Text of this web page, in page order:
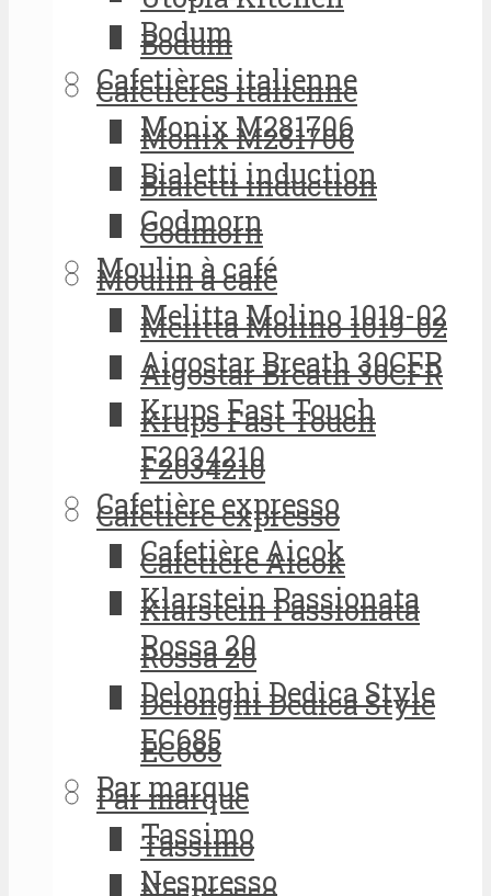
Bodum
Cafetières italienne
Monix M281706
Bialetti induction
Godmorn
Moulin à café
Melitta Molino 1019-02
Aigostar Breath 30CFR
Krups Fast Touch
F2034210
Cafetière expresso
Cafetière Aicok
Klarstein Passionata
Rossa 20
Delonghi Dedica Style
EC685
Par marque
Tassimo
Nespresso
Bodum
Cafetières italienne
Monix M281706
Bialetti induction
Godmorn
Moulin à café
Melitta Molino 1019-02
Aigostar Breath 30CFR
Krups Fast Touch
F2034210
Cafetière expresso
Cafetière Aicok
Klarstein Passionata
Rossa 20
Delonghi Dedica Style
EC685
Par marque
Tassimo